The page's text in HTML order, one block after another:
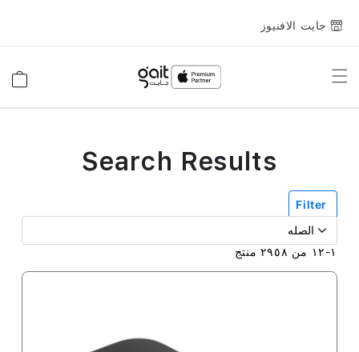
جايت الافنيوز
Toggle
Filter
١-١٢ من ٢٩٥٨ منتج
Search Results